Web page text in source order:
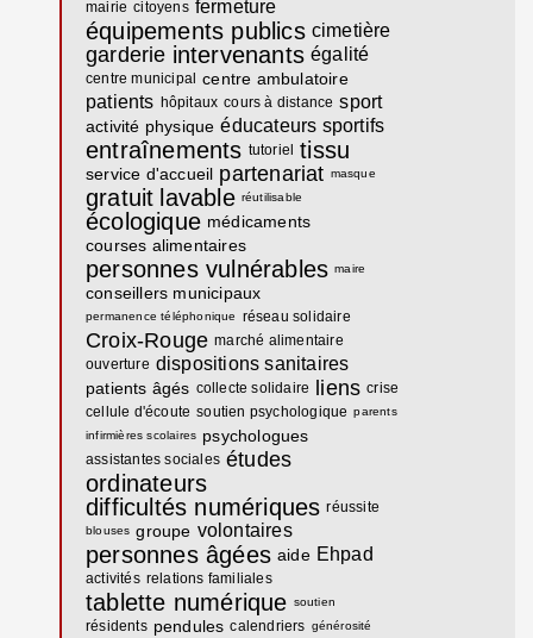
mairie citoyens fermeture
équipements publics cimetière
garderie intervenants égalité
centre municipal centre ambulatoire
patients hôpitaux cours à distance sport
activité physique éducateurs sportifs
entraînements tutoriel tissu
service d'accueil partenariat masque
gratuit lavable réutilisable
écologique médicaments
courses alimentaires
personnes vulnérables maire
conseillers municipaux
permanence téléphonique réseau solidaire
Croix-Rouge marché alimentaire
ouverture dispositions sanitaires
patients âgés collecte solidaire liens crise
cellule d'écoute soutien psychologique parents
infirmières scolaires psychologues
assistantes sociales études
ordinateurs
difficultés numériques réussite
blouses groupe volontaires
personnes âgées aide Ehpad
activités relations familiales
tablette numérique soutien
résidents pendules calendriers générosité